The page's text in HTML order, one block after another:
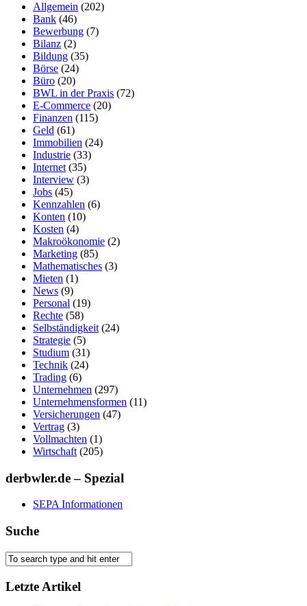
Allgemein (202)
Bank (46)
Bewerbung (7)
Bilanz (2)
Bildung (35)
Börse (24)
Büro (20)
BWL in der Praxis (72)
E-Commerce (20)
Finanzen (115)
Geld (61)
Immobilien (24)
Industrie (33)
Internet (35)
Interview (3)
Jobs (45)
Kennzahlen (6)
Konten (10)
Kosten (4)
Makroökonomie (2)
Marketing (85)
Mathematisches (3)
Mieten (1)
News (9)
Personal (19)
Rechte (58)
Selbständigkeit (24)
Strategie (5)
Studium (31)
Technik (24)
Trading (6)
Unternehmen (297)
Unternehmensformen (11)
Versicherungen (47)
Vertrag (3)
Vollmachten (1)
Wirtschaft (205)
derbwler.de – Spezial
SEPA Informationen
Suche
Letzte Artikel